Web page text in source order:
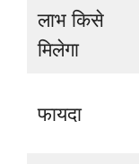
लाभ किसे
मिलेगा
फायदा